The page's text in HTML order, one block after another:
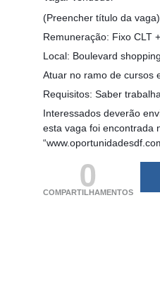
(Preencher título da vaga)
Remuneração: Fixo CLT
Local: Boulevard
Atuar no ramo de cursos
Requisitos: Saber
Interessados deverão
esta vaga foi encontrada
0
COMPARTILHAMENTOS